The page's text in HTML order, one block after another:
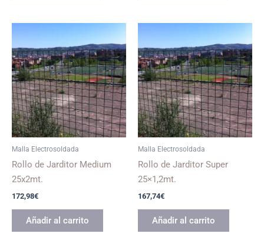
Malla Electrosoldada
Rollo de Jarditor Medium
25x2mt.
172,98€
Añadir al carrito
Malla Electrosoldada
Rollo de Jarditor Super
25×1,2mt.
167,74€
Añadir al carrito